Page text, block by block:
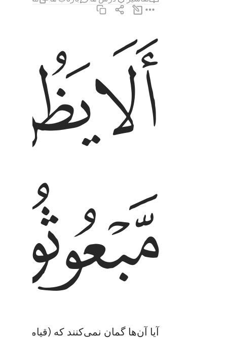
الا يظن اولايك انهم مبعوثون ٤
أَلَا يَظُنُّ أُو۟لَـٰٓئِكَ أَنَّهُم مَّبْعُوثُونَ ٤
ﲵ
آیا آن‌ها گمان نمی‌کنند که (قیامت